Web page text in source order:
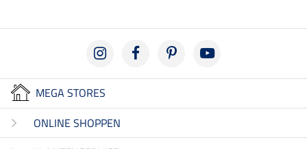
MEGA STORES
ONLINE SHOPPEN